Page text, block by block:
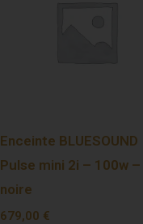
Enceinte BLUESOUND
Pulse mini 2i – 100w –
noire
679,00 €